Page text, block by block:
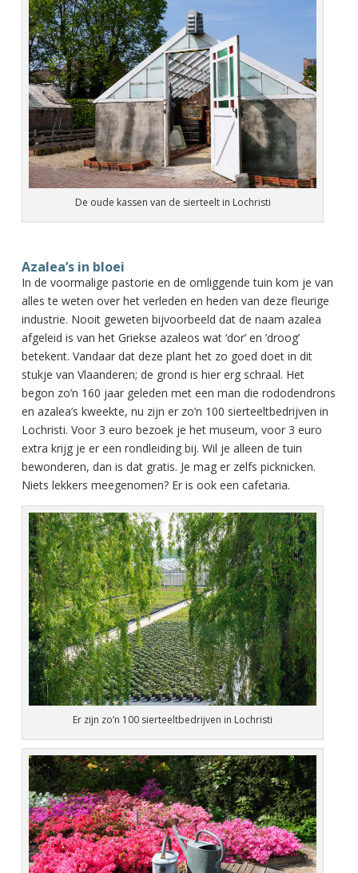
De oude kassen van de sierteelt in Lochristi
Azalea’s in bloei
In de voormalige pastorie en de omliggende tuin kom je van
alles te weten over het verleden en heden van deze fleurige
industrie. Nooit geweten bijvoorbeeld dat de naam azalea
afgeleid is van het Griekse azaleos wat ‘dor’ en ’droog’
betekent. Vandaar dat deze plant het zo goed doet in dit
stukje van Vlaanderen; de grond is hier erg schraal. Het
begon zo’n 160 jaar geleden met een man die rododendrons
en azalea’s kweekte, nu zijn er zo’n 100 sierteeltbedrijven in
Lochristi. Voor 3 euro bezoek je het museum, voor 3 euro
extra krijg je er een rondleiding bij. Wil je alleen de tuin
bewonderen, dan is dat gratis. Je mag er zelfs picknicken.
Niets lekkers meegenomen? Er is ook een cafetaria.
Er zijn zo’n 100 sierteeltbedrijven in Lochristi